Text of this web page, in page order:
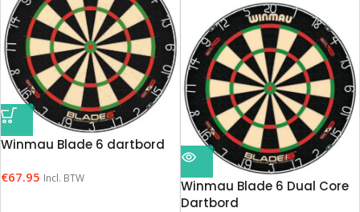
Winmau Blade 6 dartbord
€67.95 Incl. BTW
Winmau Blade 6 Dual Core
Dartbord